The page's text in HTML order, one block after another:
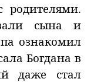
родителями.
сына и
ознакомил
Богдана в
даже стал